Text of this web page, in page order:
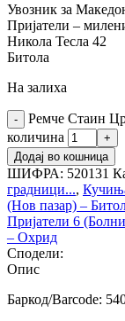
Увозник за
Пријатели –
Никола Тесла 42
Битола
На залиха
Ремче Стаин
количина
Додај во кошница
ШИФРА: 520131
градници...,
(Нов пазар) –
Пријатели 6
– Охрид
Сподели:
Опис
Баркод/Barcode: